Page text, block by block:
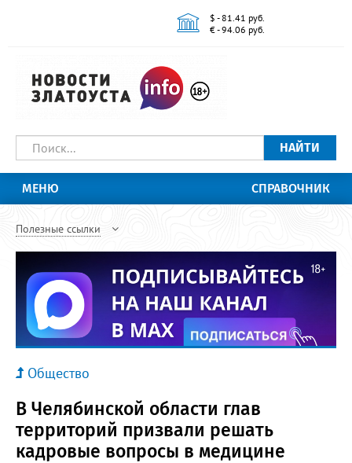
$ - 81.41 руб.
€ - 94.06 руб.
НАЙТИ
МЕНЮ СПРАВОЧНИК
Полезные ссылки
Общество
В Челябинской области глав
территорий призвали решать
кадровые вопросы в медицине